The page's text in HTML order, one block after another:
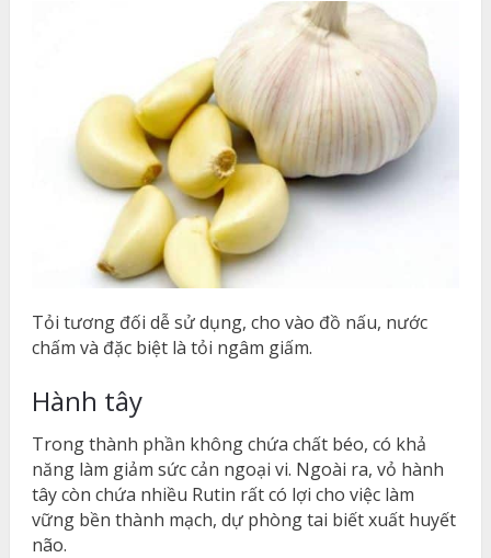
Tỏi tương đối dễ sử dụng, cho vào đồ nấu, nước
chấm và đặc biệt là tỏi ngâm giấm.
Hành tây
Trong thành phần không chứa chất béo, có khả
năng làm giảm sức cản ngoại vi. Ngoài ra, vỏ hành
tây còn chứa nhiều Rutin rất có lợi cho việc làm
vững bền thành mạch, dự phòng tai biết xuất huyết
não.